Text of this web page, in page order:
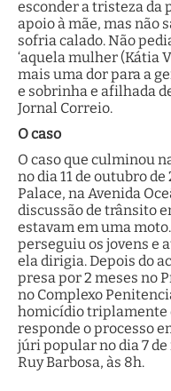
esconder a tristeza da
apoio à mãe, mas não
sofria calado. Não
‘aquela mulher (Kátia
mais uma dor para a
e sobrinha e afilhada
Jornal Correio.
O caso
O caso que culminou
no dia 11 de outubro
Palace, na Avenida
discussão de trânsito
estavam em uma
perseguiu os jovens e
ela dirigia. Depois do
presa por 2 meses no
no Complexo
homicídio triplamente
responde o processo
júri popular no dia 7
Ruy Barbosa, às 8h.